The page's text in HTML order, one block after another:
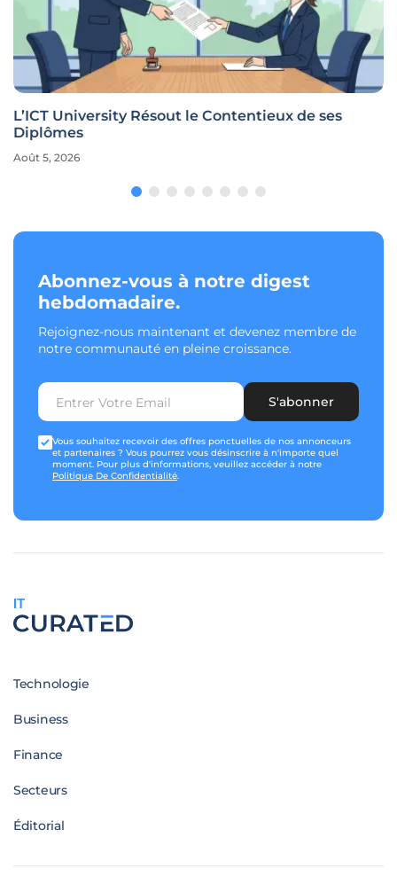
L’ICT University Résout le Contentieux de ses
Diplômes
Août 5, 2026
Abonnez-vous à notre digest
hebdomadaire.
Rejoignez-nous maintenant et devenez membre de
notre communauté en pleine croissance.
S'abonner
Vous souhaitez recevoir des offres ponctuelles de nos annonceurs
et partenaires ? Vous pourrez vous désinscrire à n'importe quel
moment. Pour plus d'informations, veuillez accéder à notre
Politique De Confidentialité.
IT
Technologie
Business
Finance
Secteurs
Éditorial